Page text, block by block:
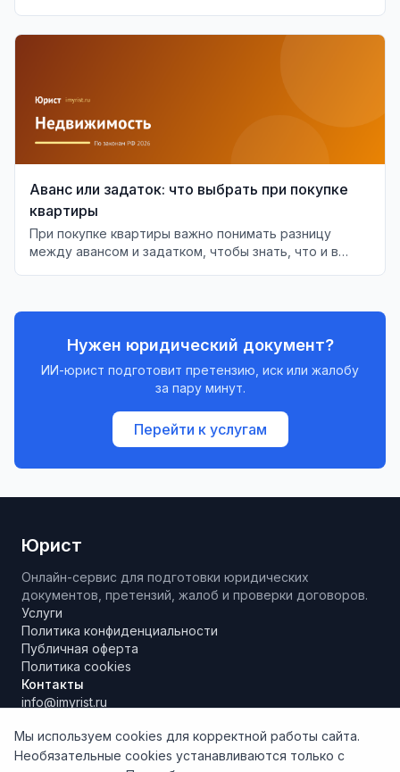
Аванс или задаток: что выбрать при покупке
квартиры
При покупке квартиры важно понимать разницу
между авансом и задатком, чтобы знать, что и в
Нужен юридический документ?
ИИ-юрист подготовит претензию, иск или жалобу
за пару минут.
Перейти к услугам
Юрист
Онлайн-сервис для подготовки юридических
документов, претензий, жалоб и проверки договоров.
Услуги
Политика конфиденциальности
Публичная оферта
Политика cookies
Контакты
info@imyrist.ru
Мы используем cookies для корректной работы сайта.
Необязательные cookies устанавливаются только с